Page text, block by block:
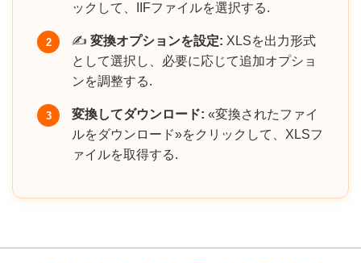
ックして、IIFファイルを選択する.
2 ✍️ 変換オプションを設定: XLSを出力形式
として選択し、必要に応じて追加オプショ
ンを調整する.
3 変換してダウンロード: «変換されたファイ
ルをダウンロード»をクリックして、XLSフ
ァイルを取得する.